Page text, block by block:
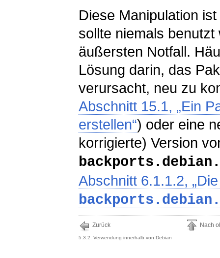
Diese Manipulation
sollte niemals
äußersten Notfall.
Lösung darin, das
verursacht, neu zu
Abschnitt 15.1, „Ein
erstellen“) oder eine
korrigierte) Version
Abschnitt 6.1.1.2,
Zurück
5.3.2. Verwendung innerhalb von Debian
Nach